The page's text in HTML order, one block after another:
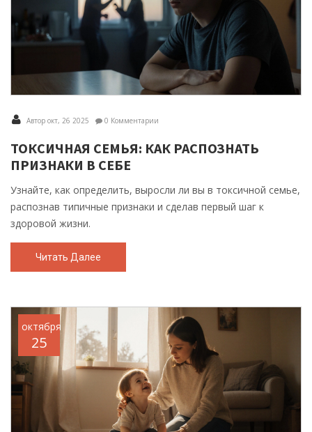
Автор окт, 26 2025 0 Комментарии
ТОКСИЧНАЯ СЕМЬЯ: КАК РАСПОЗНАТЬ
ПРИЗНАКИ В СЕБЕ
Узнайте, как определить, выросли ли вы в токсичной семье,
распознав типичные признаки и сделав первый шаг к
здоровой жизни.
Читать Далее
октября
25